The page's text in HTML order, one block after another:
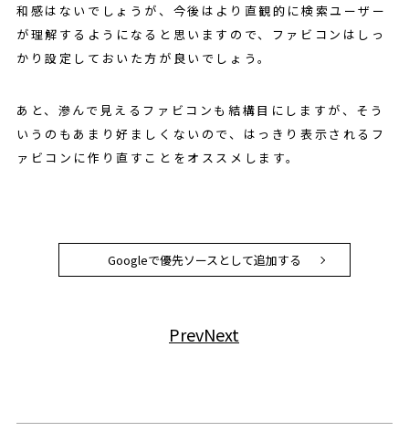
和感はないでしょうが、今後はより直観的に検索ユーザー
が理解するようになると思いますので、ファビコンはしっ
かり設定しておいた方が良いでしょう。
あと、滲んで見えるファビコンも結構目にしますが、そう
いうのもあまり好ましくないので、はっきり表示されるフ
ァビコンに作り直すことをオススメします。
Googleで優先ソースとして追加する
PrevNext